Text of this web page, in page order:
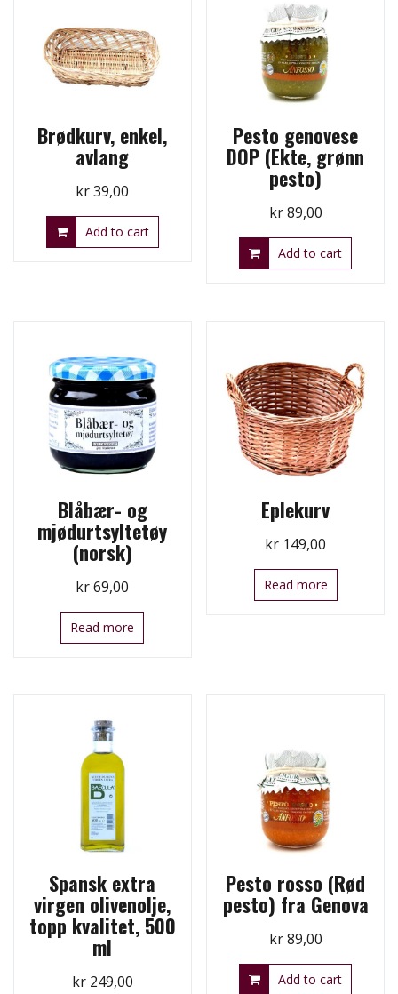
Brødkurv, enkel,
avlang
kr39,00
Add to cart
Pesto genovese
DOP (Ekte, grønn
pesto)
kr89,00
Add to cart
Blåbær- og
mjødurtsyltetøy
(norsk)
kr69,00
Read more
Eplekurv
kr 149,00
Read more
Spansk extra
virgen olivenolje,
topp kvalitet, 500
ml
kr249,00
Pesto rosso (Rød
pesto) fra Genova
kr89,00
Add to cart